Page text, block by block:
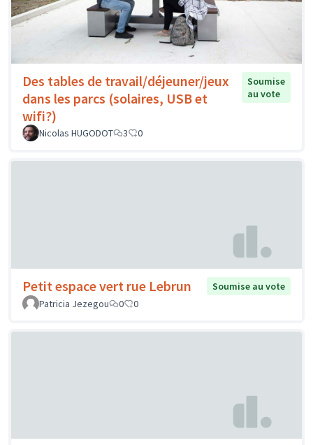
Des tables de travail/déjeuner/jeux
dans les parcs (solaires, USB et
wifi?)
Soumise
au vote
Nicolas HUGODOT 3 0
Petit espace vert rue Lebrun
Soumise au vote
Patricia Jezegou
0 0